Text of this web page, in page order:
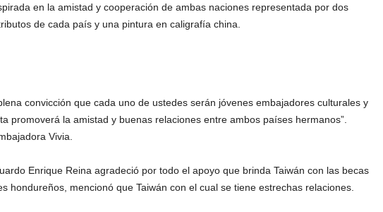
en la amistad y cooperación de ambas naciones representada por dos
de cada país y una pintura en caligrafía china.
convicción que cada uno de ustedes serán jóvenes embajadores culturales y
promoverá la amistad y buenas relaciones entre ambos países hermanos”.
Vivia.
Enrique Reina agradeció por todo el apoyo que brinda Taiwán con las becas
hondureños, mencionó que Taiwán con el cual se tiene estrechas relaciones.